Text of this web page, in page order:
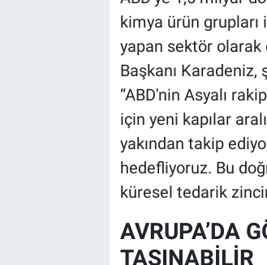
kimya ürün grupları
yapan sektör olarak
Başkanı Karadeniz,
“ABD'nin Asyalı
için yeni kapılar
yakından takip
hedefliyoruz. Bu
küresel tedarik
AVRUPA’DA
TAŞINABİLİR